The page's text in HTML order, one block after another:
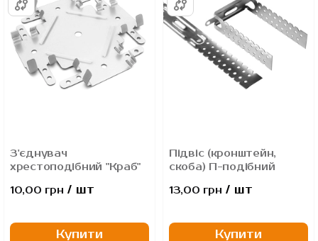
З'єднувач
хрестоподібний "Краб"
10,00 грн / шт
Купити
Підвіс (кронштейн,
скоба) П-подібний
13,00 грн / шт
Купити